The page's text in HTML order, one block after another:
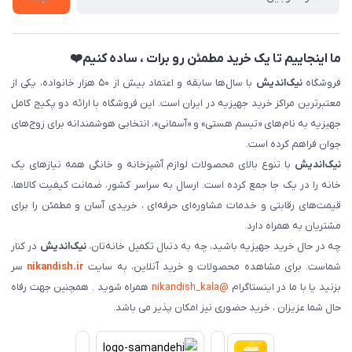
ما اینجاییم تا یک خرید مطمئن رو برات ، ساده کنیم❤️
فروشگاهنیک‌اندیش
با سال‌ها سابقه و اعتماد بیش از ۵۰ هزار خانواده، یکی از
معتبرترین مراکز خرید جهیزیه در ایران است. این فروشگاه با ارائه دو پکیج کامل
جهیزیه به نام‌های «تبسم هستی» و «آسمانی»، انتخابی هوشمندانه برای زوج‌های
جوان فراهم کرده است.
نیک‌اندیش با تنوع بالای محصولات لوازم آشپزخانه و خانگی همه نیازهای یک
خانه را در یک جا جمع کرده است. ارسال به سراسر کشور، ضمانت کیفیت کالاها،
قیمت‌های رقابتی و خدمات مشاوره‌ای حرفه‌ای ، خریدی آسان و مطمئن را برای
مشتریان به همراه دارد.
چه در حال خرید جهیزیه باشید، چه به دنبال تکمیل خانه‌تان،نیک‌اندیش در کنار
شماست. برای مشاهده محصولات و خرید آنلاین، به سایت nikandish.ir سر
بزنید یا با ما در اینستاگرام @nikandish_kala
همراه شوید . همچنین جهت رفاه
حال شما عزیزان ، خرید حضوری نیز امکان پذیر می باشد.